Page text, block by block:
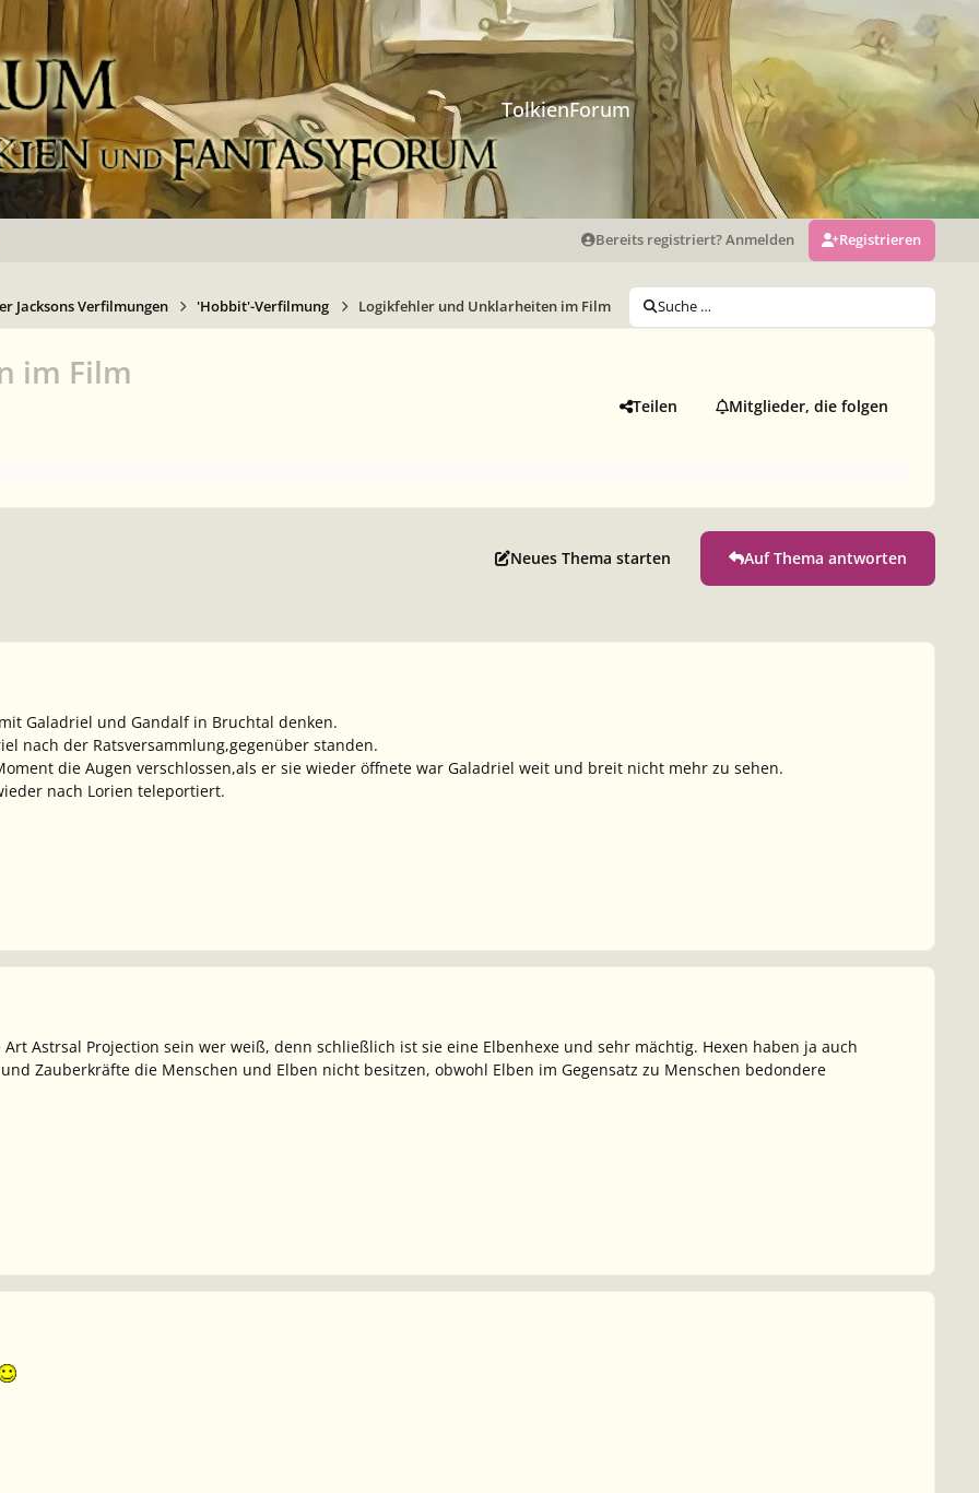
TolkienForum
Bereits registriert? Anmelden Registrieren
Jacksons Verfilmungen 'Hobbit'-Verfilmung Logikfehler und Unklarheiten im Film Suche …
im Film
Teilen Mitglieder, die folgen
Neues Thema starten Auf Thema antworten
Galadriel und Gandalf in Bruchtal denken.
nach der Ratsversammlung,gegenüber standen.
die Augen verschlossen,als er sie wieder öffnete war Galadriel weit und breit nicht mehr zu sehen.
nach Lorien teleportiert.
Art Astrsal Projection sein wer weiß, denn schließlich ist sie eine Elbenhexe und sehr mächtig. Hexen haben ja auch
Zauberkräfte die Menschen und Elben nicht besitzen, obwohl Elben im Gegensatz zu Menschen bedondere